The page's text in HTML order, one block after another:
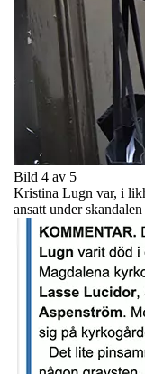
Bild 4 av 5
Kristina Lugn var, i
ansatt under